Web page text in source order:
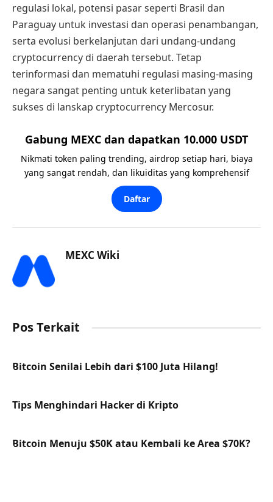
regulasi lokal, potensi pasar seperti Brasil dan
Paraguay untuk investasi dan operasi penambangan,
serta evolusi berkelanjutan dari undang-undang
cryptocurrency di daerah tersebut. Tetap
terinformasi dan mematuhi regulasi masing-masing
negara sangat penting untuk keterlibatan yang
sukses di lanskap cryptocurrency Mercosur.
Gabung MEXC dan dapatkan 10.000 USDT
Nikmati token paling trending, airdrop setiap hari, biaya
yang sangat rendah, dan likuiditas yang komprehensif
Daftar
MEXC Wiki
Pos Terkait
Bitcoin Senilai Lebih dari $100 Juta Hilang!
Tips Menghindari Hacker di Kripto
Bitcoin Menuju $50K atau Kembali ke Area $70K?